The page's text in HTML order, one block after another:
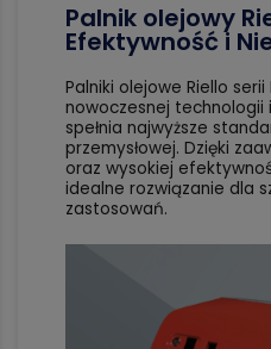
Palnik olejowy
Efektywność i
Palniki olejowe Riello serii
nowoczesnej technologii
spełnia najwyższe
przemysłowej. Dzięki
oraz wysokiej
idealne rozwiązanie dla
zastosowań.